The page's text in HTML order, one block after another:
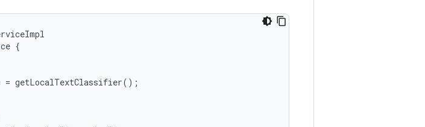
{
= getLocalTextClassifier();